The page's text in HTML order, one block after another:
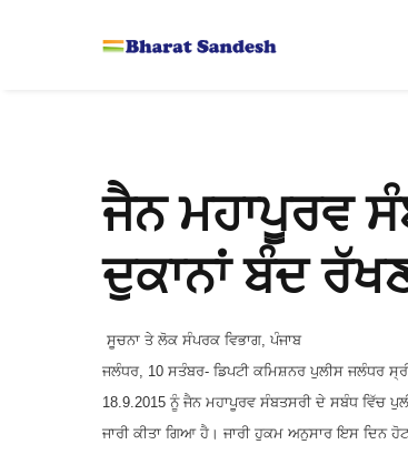
ਜੈਨ ਮਹਾਪੂਰਵ
ਦੁਕਾਨਾਂ ਬੰਦ
ਸੂਚਨਾ ਤੇ ਲੋਕ ਸੰਪਰਕ ਵਿਭਾਗ, ਪੰਜਾਬ
ਜਲੰਧਰ, 10 ਸਤੰਬਰ- ਡਿਪਟੀ ਕਮਿਸ਼ਨਰ ਪੁਲੀਸ ਜਲੰਧਰ
18.9.2015 ਨੂੰ ਜੈਨ ਮਹਾਪੂਰਵ ਸੰਬਤਸਰੀ ਦੇ ਸਬੰਧ ਵਿੱਚ
ਜਾਰੀ ਕੀਤਾ ਗਿਆ ਹੈ। ਜਾਰੀ ਹੁਕਮ ਅਨੁਸਾਰ ਇਸ ਦਿਨ